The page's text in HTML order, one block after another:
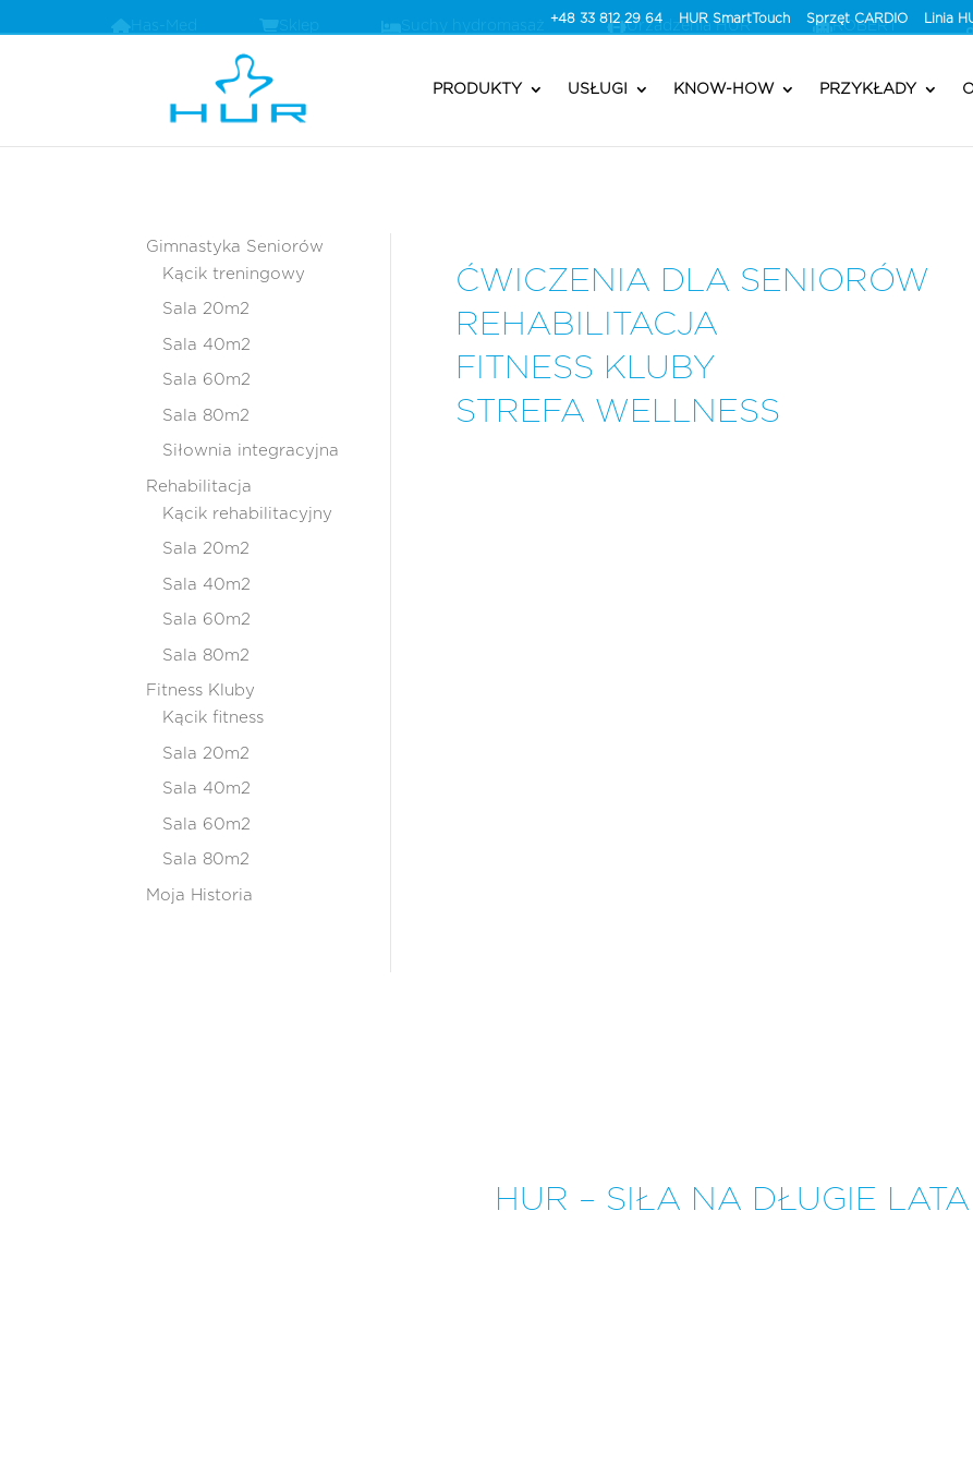
Has-Med Sklep Suchy hydromasaż Urzadzenia HUR ROBERT®
+48 33 812 29 64 HUR SmartTouch Sprzęt CARDIO Linia
PRODUKTY USŁUGI KNOW-HOW PRZYKŁADY
Gimnastyka Seniorów
Kącik treningowy
Sala 20m2
Sala 40m2
Sala 60m2
Sala 80m2
Siłownia integracyjna
Rehabilitacja
Kącik rehabilitacyjny
Sala 20m2
Sala 40m2
Sala 60m2
Sala 80m2
Fitness Kluby
Kącik fitness
Sala 20m2
Sala 40m2
Sala 60m2
Sala 80m2
Moja Historia
ĆWICZENIA DLA SENIORÓW
REHABILITACJA
FITNESS KLUBY
STREFA WELLNESS
HUR – SIŁA NA DŁUGIE LATA